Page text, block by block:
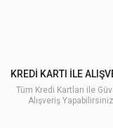
KREDİ KARTI İLE
Tüm Kredi Kartları ile
Alışveriş Yapabilirsiniz